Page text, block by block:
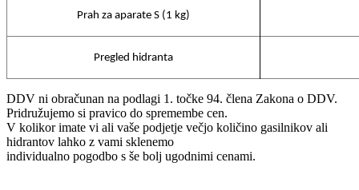
Prah za aparate S (1 kg)
Pregled hidranta
DDV ni obračunan na podlagi 1. točke 94. člena Zakona o DDV.
Pridružujemo si pravico do spremembe cen.
V kolikor imate vi ali vaše podjetje večjo količino gasilnikov ali
hidrantov lahko z vami sklenemo
individualno pogodbo s še bolj ugodnimi cenami.